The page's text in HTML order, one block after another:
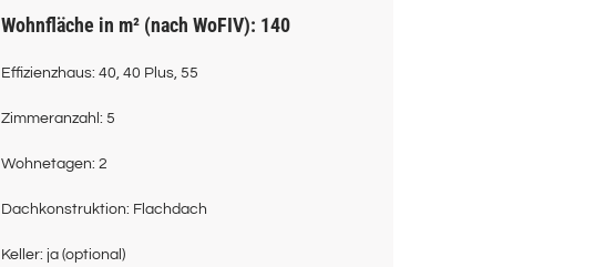
Wohnfläche in m² (nach WoFIV): 140
Effizienzhaus: 40, 40 Plus, 55
Zimmeranzahl: 5
Wohnetagen: 2
Dachkonstruktion: Flachdach
Keller: ja (optional)